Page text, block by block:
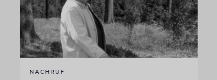
NACHRUF